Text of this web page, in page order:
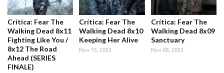
Crítica: Fear The
Walking Dead 8x11
Fighting Like You /
8x12 The Road
Ahead (SERIES
FINALE)
Crítica: Fear The
Walking Dead 8x10
Keeping Her Alive
Nov 15, 2023
Crítica: Fear The
Walking Dead 8x09
Sanctuary
Nov 09, 2023